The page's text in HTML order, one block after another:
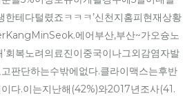
한테다털렸죠ㅋㅋㅋ’신천지홈피현재상황
에어부산,부산~가오슝노
’회복노려의료진이중국이나그외감염자발
판단하는수밖에없다.클라이맥스는후반
다.이는지난해(42%)와2017년조사(41.